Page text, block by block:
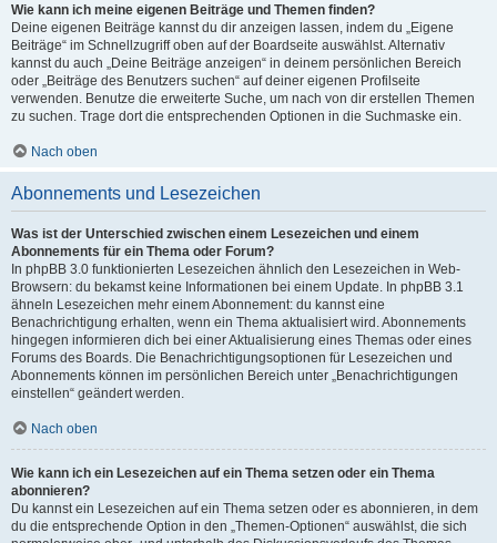
Wie kann ich meine eigenen Beiträge und Themen finden?
Deine eigenen Beiträge kannst du dir anzeigen lassen, indem du „Eigene
Beiträge“ im Schnellzugriff oben auf der Boardseite auswählst. Alternativ
kannst du auch „Deine Beiträge anzeigen“ in deinem persönlichen Bereich
oder „Beiträge des Benutzers suchen“ auf deiner eigenen Profilseite
verwenden. Benutze die erweiterte Suche, um nach von dir erstellen Themen
zu suchen. Trage dort die entsprechenden Optionen in die Suchmaske ein.
Nach oben
Abonnements und Lesezeichen
Was ist der Unterschied zwischen einem Lesezeichen und einem
Abonnements für ein Thema oder Forum?
In phpBB 3.0 funktionierten Lesezeichen ähnlich den Lesezeichen in Web-
Browsern: du bekamst keine Informationen bei einem Update. In phpBB 3.1
ähneln Lesezeichen mehr einem Abonnement: du kannst eine
Benachrichtigung erhalten, wenn ein Thema aktualisiert wird. Abonnements
hingegen informieren dich bei einer Aktualisierung eines Themas oder eines
Forums des Boards. Die Benachrichtigungsoptionen für Lesezeichen und
Abonnements können im persönlichen Bereich unter „Benachrichtigungen
einstellen“ geändert werden.
Nach oben
Wie kann ich ein Lesezeichen auf ein Thema setzen oder ein Thema
abonnieren?
Du kannst ein Lesezeichen auf ein Thema setzen oder es abonnieren, in dem
du die entsprechende Option in den „Themen-Optionen“ auswählst, die sich